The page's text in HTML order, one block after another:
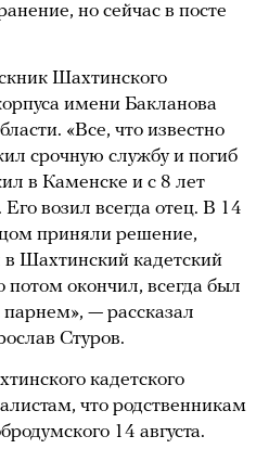
но сейчас в посте
Шахтинского
имени Бакланова
«Все, что известно
срочную службу и погиб
в Каменске и с 8 лет
возил всегда отец. В 14
приняли решение,
Шахтинский кадетский
потом окончил, всегда был
— рассказал
Стуров.
кадетского
что родственникам
14 августа.